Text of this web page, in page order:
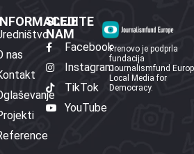
nas
SLEDITE
NAM
Facebook
Instagram
TikTok
YouTube
Prenovo je podprla
fundacija
Journalismfund
Local Media for
Democracy.